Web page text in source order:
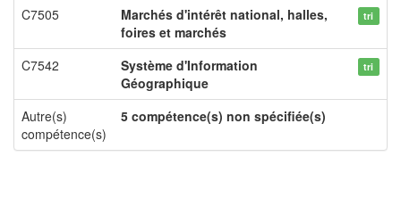
C7505
Marchés d'intérêt national, halles,
foires et marchés
tri
C7542
Système d'Information
Géographique
tri
Autre(s)
compétence(s)
5 compétence(s) non spécifiée(s)